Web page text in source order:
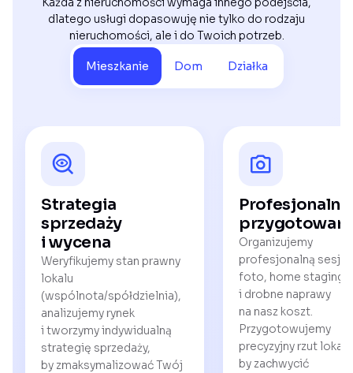
dlatego usługi dopasowuję nie tylko do rodzaju
nieruchomości, ale i do Twoich potrzeb.
Mieszkanie Dom Działka
Strategia
sprzedaży
i wycena
Weryfikujemy stan prawny
lokalu
(wspólnota/spółdzielnia),
analizujemy rynek
i tworzymy indywidualną
strategię sprzedaży,
by zmaksymalizować Twój
Profesjonalne
Organizujemy
profesjonalną sesję
foto, home staging
i drobne naprawy
na nasz koszt.
Przygotowujemy
precyzyjny rzut
by zachwycić